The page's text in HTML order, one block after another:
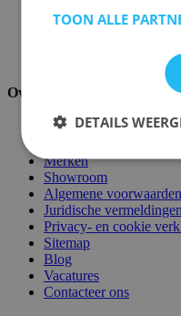
Wachtwoord vergeten?
Palletopslag &
Over ons
Over ons
Merken
Showroom
Algemene voorwaarden
Juridische vermeldingen
Privacy- en cookie
Sitemap
Blog
Vacatures
Contacteer ons
TOON ALLE
DETAILS